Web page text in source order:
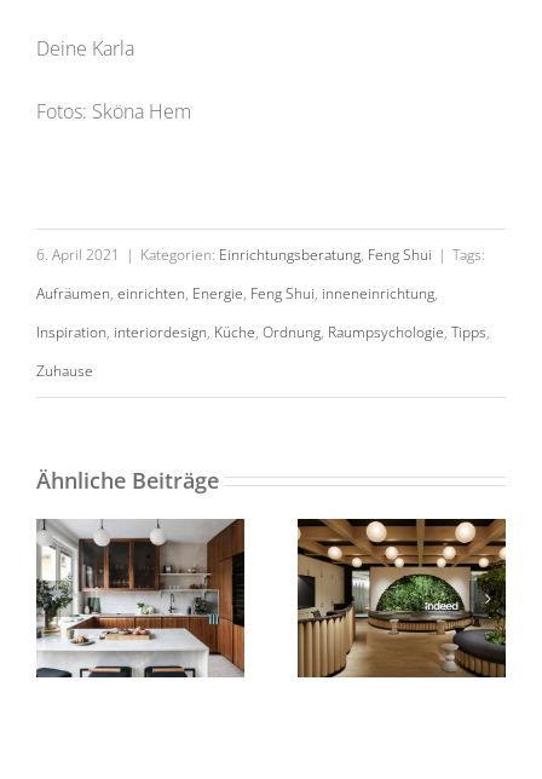
Deine Karla
Fotos: Sköna Hem
6. April 2021 | Kategorien: Einrichtungsberatung, Feng Shui | Tags:
Aufräumen, einrichten, Energie, Feng Shui, inneneinrichtung,
Inspiration, interiordesign, Küche, Ordnung, Raumpsychologie, Tipps,
Zuhause
Ähnliche Beiträge
zu mehr
Gelassenheit
kluger Schachzug
ist